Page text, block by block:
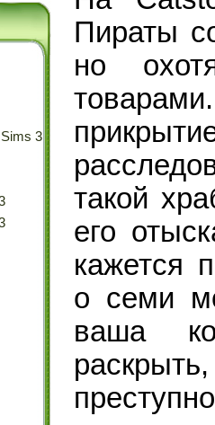
3
Пираты
но
такой
его
кажется
о семи
ваша